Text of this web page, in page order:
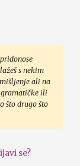
s nekim
ali na
gramatičke ili
što drugo što
se?